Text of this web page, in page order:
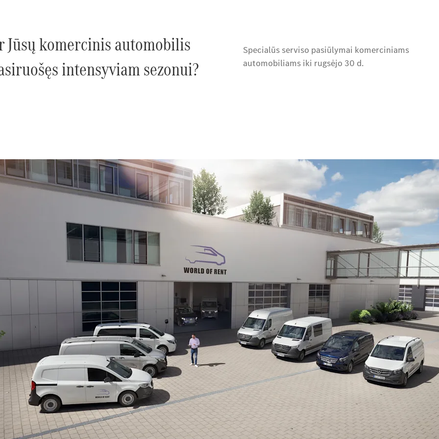
Jūsų komercinis automobilis
intensyviam sezonui?
Specialūs serviso pasiūlymai komerciniams
automobiliams iki rugsėjo 30 d.